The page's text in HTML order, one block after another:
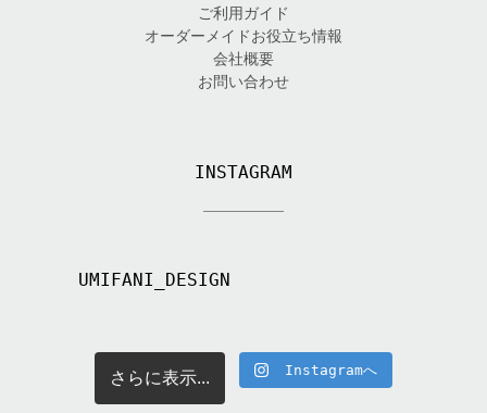
ご利用ガイド
オーダーメイドお役立ち情報
会社概要
お問い合わせ
INSTAGRAM
UMIFANI_DESIGN
さらに表示... Instagramへ